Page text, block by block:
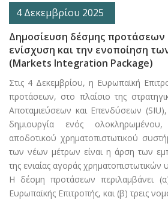
4 Δεκεμβρίου 2025
Δημοσίευση δέσμης προτάσεων
ενίσχυση και την ενοποίηση
(Markets Integration Package)
Στις 4 Δεκεμβρίου, η Ευρωπαϊκή
προτάσεων, στο πλαίσιο της
Αποταμιεύσεων και Επενδύσεων
δημιουργία ενός ολοκληρωμένου,
αποδοτικού χρηματοπιστωτικού
των νέων μέτρων είναι η άρση των
της ενιαίας αγοράς χρηματοπιστωτικών
Η δέσμη προτάσεων περιλαμβάνει
Ευρωπαϊκής Επιτροπής, και (β) τρεις